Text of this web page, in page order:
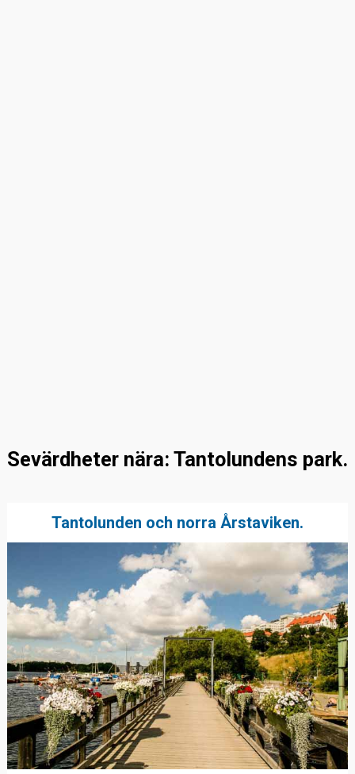
Sevärdheter nära: Tantolundens park.
Tantolunden och norra Årstaviken.